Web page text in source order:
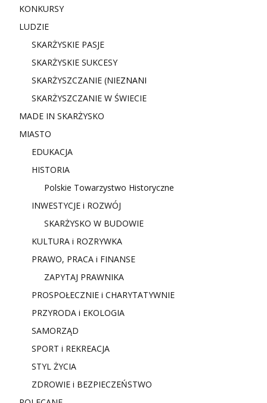
KONKURSY
LUDZIE
SKARŻYSKIE PASJE
SKARŻYSKIE SUKCESY
SKARŻYSZCZANIE (NIEZNANI
SKARŻYSZCZANIE W ŚWIECIE
MADE IN SKARŻYSKO
MIASTO
EDUKACJA
HISTORIA
Polskie Towarzystwo Historyczne
INWESTYCJE i ROZWÓJ
SKARŻYSKO W BUDOWIE
KULTURA i ROZRYWKA
PRAWO, PRACA i FINANSE
ZAPYTAJ PRAWNIKA
PROSPOŁECZNIE i CHARYTATYWNIE
PRZYRODA i EKOLOGIA
SAMORZĄD
SPORT i REKREACJA
STYL ŻYCIA
ZDROWIE i BEZPIECZEŃSTWO